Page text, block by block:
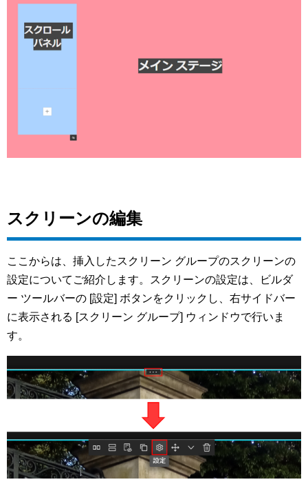
スクリーンの編集
ここからは、挿入したスクリーン グループのスクリーンの
設定についてご紹介します。スクリーンの設定は、ビルダ
ー ツールバーの [設定] ボタンをクリックし、右サイドバー
に表示される [スクリーン グループ] ウィンドウで行いま
す。